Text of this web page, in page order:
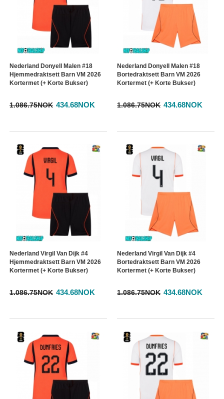
Nederland Donyell Malen #18
Hjemmedraktsett Barn VM 2026
Kortermet (+ Korte Bukser)
1.086.75NOK 434.68NOK
Nederland Donyell Malen #18
Bortedraktsett Barn VM 2026
Kortermet (+ Korte Bukser)
1.086.75NOK 434.68NOK
Nederland Virgil Van Dijk #4
Hjemmedraktsett Barn VM 2026
Kortermet (+ Korte Bukser)
1.086.75NOK 434.68NOK
Nederland Virgil Van Dijk #4
Bortedraktsett Barn VM 2026
Kortermet (+ Korte Bukser)
1.086.75NOK 434.68NOK